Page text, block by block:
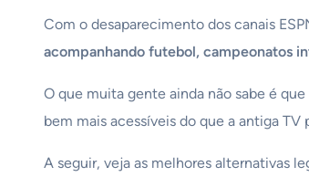
Com o desaparecimento dos canais
acompanhando futebol, campeonatos
O que muita gente ainda não sabe é
bem mais acessíveis do que a antiga TV
A seguir, veja as melhores alternativas